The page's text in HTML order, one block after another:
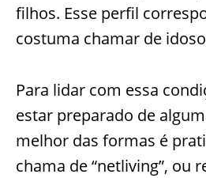
filhos. Esse perfil
costuma chamar de
Para lidar com essa
estar preparado de
melhor das formas é
chama de “netliving”, ou